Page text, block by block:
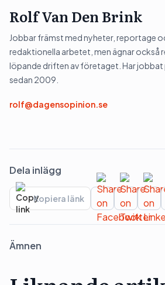
Rolf Van Den Brink
Jobbar främst med nyheter, reportage
redaktionella arbetet, men ägnar också
löpande driften av företaget. Har jobbat
sedan 2009.
rolf@dagensopinion.se
Dela inlägg
Kopiera länk
Ämnen